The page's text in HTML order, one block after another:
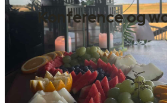
Konference og